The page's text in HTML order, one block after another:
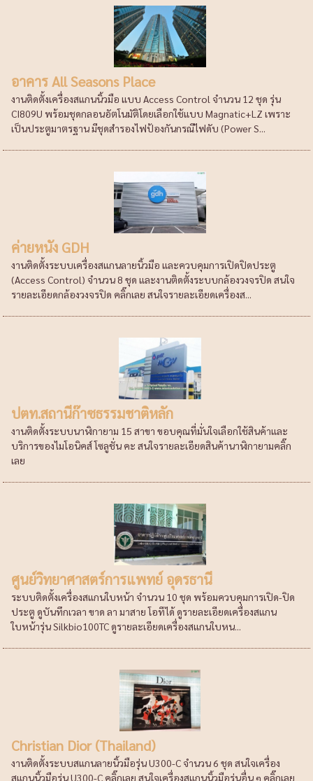
อาคาร All Seasons Place
งานติดตั้งเครื่องสแกนนิ้วมือ แบบ Access Control จำนวน 12 ชุด รุ่น
CI809U พร้อมชุดกลอนอัตโนมัติโดยเลือกใช้แบบ Magnatic+LZ เพราะ
เป็นประตูมาตรฐาน มีชุดสำรองไฟป้องกันกรณีไฟดับ (Power S...
ค่ายหนัง GDH
งานติดตั้งระบบเครื่องสแกนลายนิ้วมือ และควบคุมการเปิดปิดประตู
(Access Control) จำนวน 8 ชุด และงานติดตั้งระบบกล้องวงจรปิด สนใจ
รายละเอียดกล้องวงจรปิด คลิ๊กเลย สนใจรายละเอียดเครื่องส...
ปตท.สถานีก๊าซธรรมชาติหลัก
งานติดตั้งระบบนาฬิกายาม 15 สาขา ขอบคุณที่มั่นใจเลือกใช้สินค้าและ
บริการของไมโอนิคส์ โซลูชั่น คะ สนใจรายละเอียดสินค้านาฬิกายามคลิ๊ก
เลย
ศูนย์วิทยาศาสตร์การแพทย์ อุดรธานี
ระบบติดตั้งเครื่องสแกนใบหน้า จำนวน 10 ชุด พร้อมควบคุมการเปิด-ปิด
ประตู ดูบันทึกเวลา ขาด ลา มาสาย โอทีได้ ดูรายละเอียดเครื่องสแกน
ใบหน้ารุ่น Silkbio100TC ดูรายละเอียดเครื่องสแกนใบหน...
Christian Dior (Thailand)
งานติดตั้งระบบสแกนลายนิ้วมือรุ่น U300-C จำนวน 6 ชุด สนใจเครื่อง
สแกนนิ้วมือรุ่น U300-C คลิ๊กเลย สนใจเครื่องสแกนนิ้วมือรุ่นอื่น ๆ คลิ๊กเลย